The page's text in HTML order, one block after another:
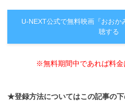
U-NEXT公式で無料映画『おおか
聴する
※無料期間中であれば料金
★登録方法についてはこの記事の下